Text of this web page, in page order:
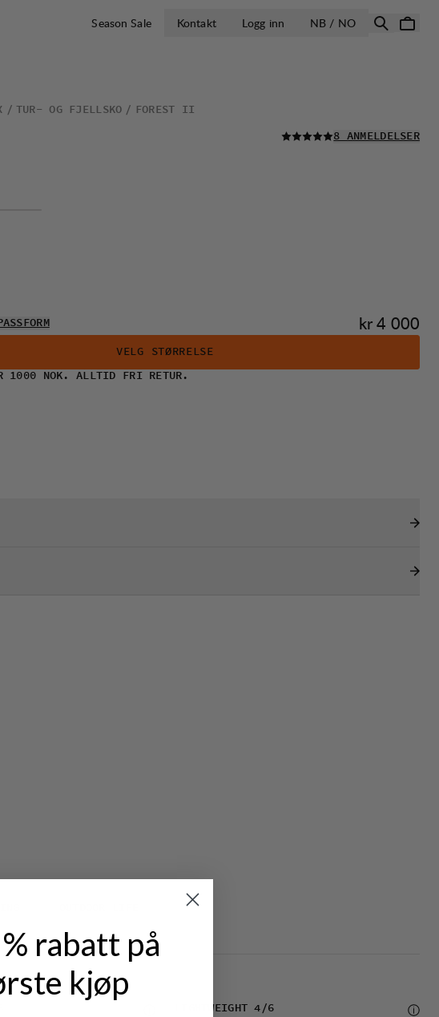
Season Sale Kontakt Logg inn NB / NOÅPNE VELG
TUR- OG FJELLSKO FOREST II
LES ALLE
8 ANMELDELSER
Pris:
kr 4 000
VELG STØRRELSE
1000 NOK. ALLTID FRI RETUR.
LIGHTWEIGHT 4 /6
rabatt på
kjøp